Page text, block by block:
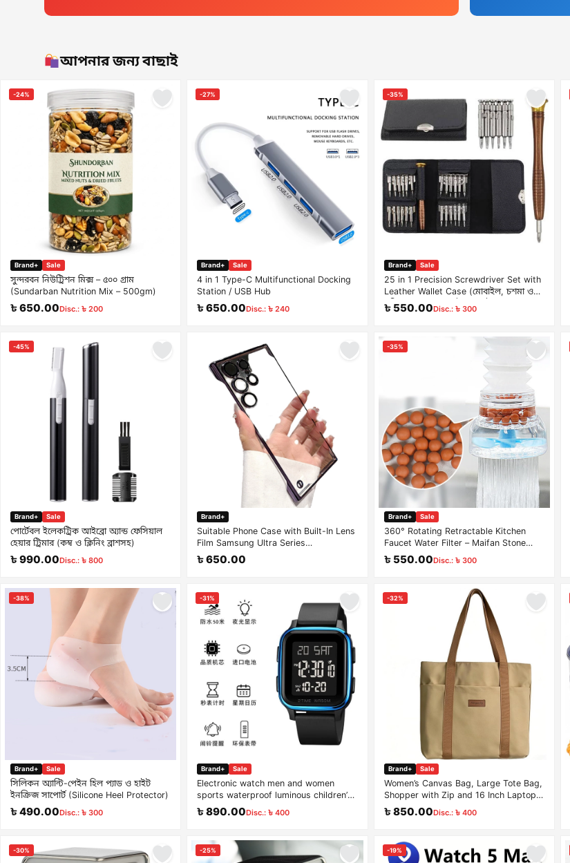
আপনার জন্য বাছাই
-24%
Brand+ Sale
সুন্দরবন নিউট্রিশন মিক্স – ৫০০ গ্রাম
(Sundarban Nutrition Mix – 500gm)
৳ 650.00Disc.: ৳ 200
-27%
Brand+ Sale
4 in 1 Type-C Multifunctional Docking
Station / USB Hub
৳ 650.00Disc.: ৳ 240
-35%
Brand+ Sale
25 in 1 Precision Screwdriver Set with
Leather Wallet Case (মোবাইল, চশমা ও
ঘড়ি মেরামতের স্ক্রু ড্রাইভার সেট)
৳ 550.00Disc.: ৳ 300
-45%
Brand+ Sale
পোর্টেবল ইলেকট্রিক আইব্রো অ্যান্ড ফেসিয়াল
হেয়ার ট্রিমার (কম্ব ও ক্লিনিং ব্রাশসহ)
৳ 990.00Disc.: ৳ 800
Brand+
Suitable Phone Case with Built-In Lens
Film Samsung Ultra Series
Electroplated High-Transparency
Protective Case
৳ 650.00
-35%
Brand+ Sale
360° Rotating Retractable Kitchen
Faucet Water Filter – Maifan Stone
Splash-Proof Tap Purifier
৳ 550.00Disc.: ৳ 300
-38%
Brand+ Sale
সিলিকন অ্যান্টি-পেইন হিল প্যাড ও হাইট
ইনক্রিজ সাপোর্ট (Silicone Heel Protector)
৳ 490.00Disc.: ৳ 300
-31%
Brand+ Sale
Electronic watch men and women
sports waterproof luminous children’s
watch multi-functional square
৳ 890.00Disc.: ৳ 400
-32%
Brand+ Sale
Women’s Canvas Bag, Large Tote Bag,
Shopper with Zip and 16 Inch Laptop
Compartment, Waterproof Cotton
Fabric Bag for Work, Office,
Bag
৳ 850.00Disc.: ৳ 400
-30% -25% -19%